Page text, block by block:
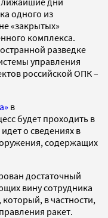
одного из
«закрытых»
комплекса.
разведке
управления
российской ОПК –
в
будет проходить в
о сведениях в
содержащих
достаточный
вину сотрудника
в частности,
ракет.